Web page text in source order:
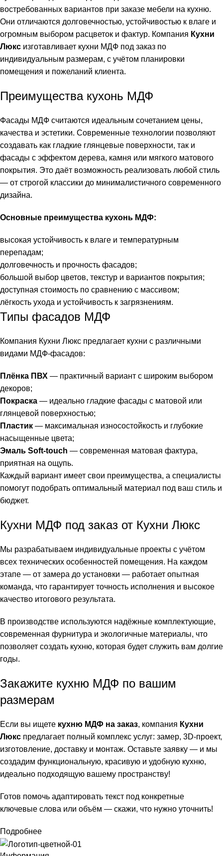
востребованных вариантов при заказе мебели на кухню.
Они отличаются долговечностью, устойчивостью к влаге и
огромным выбором расцветок и фактур. Компания Кухни
Люкс изготавливает кухни МДФ под заказ по
индивидуальным размерам, с учётом планировки
помещения и пожеланий клиента.
Преимущества кухонь МДФ
Фасады МДФ считаются идеальным сочетанием цены,
качества и эстетики. Современные технологии позволяют
создавать как гладкие глянцевые поверхности, так и
фасады с эффектом дерева, камня или мягкого матового
покрытия. Это даёт возможность реализовать любой стиль
— от строгой классики до минималистичного современного
дизайна.
Основные преимущества кухонь МДФ:
высокая устойчивость к влаге и температурным
перепадам;
долговечность и прочность фасадов;
большой выбор цветов, текстур и вариантов покрытия;
доступная стоимость по сравнению с массивом;
лёгкость ухода и устойчивость к загрязнениям.
Типы фасадов МДФ
Компания Кухни Люкс предлагает кухни с различными
видами МДФ-фасадов:
Плёнка ПВХ — практичный вариант с широким выбором
декоров;
Покраска — идеально гладкие фасады с матовой или
глянцевой поверхностью;
Пластик — максимальная износостойкость и глубокие
насыщенные цвета;
Эмаль Soft-touch — современная матовая фактура,
приятная на ощупь.
Каждый вариант имеет свои преимущества, а специалисты
помогут подобрать оптимальный материал под ваш стиль и
бюджет.
Кухни МДФ под заказ от Кухни Люкс
Мы разрабатываем индивидуальные проекты с учётом
всех технических особенностей помещения. На каждом
этапе — от замера до установки — работает опытная
команда, что гарантирует точность исполнения и высокое
качество итогового результата.
В производстве используются надёжные комплектующие,
современная фурнитура и экологичные материалы, что
позволяет создать кухню, которая будет служить вам долгие
годы.
Закажите кухню МДФ по вашим
размерам
Если вы ищете кухню МДФ на заказ, компания Кухни
Люкс предлагает полный комплекс услуг: замер, 3D-проект,
изготовление, доставку и монтаж. Оставьте заявку — и мы
создадим функциональную, красивую и удобную кухню,
идеально подходящую вашему пространству!
Готов помочь адаптировать текст под конкретные
ключевые слова или объём — скажи, что нужно уточнить!
Подробнее